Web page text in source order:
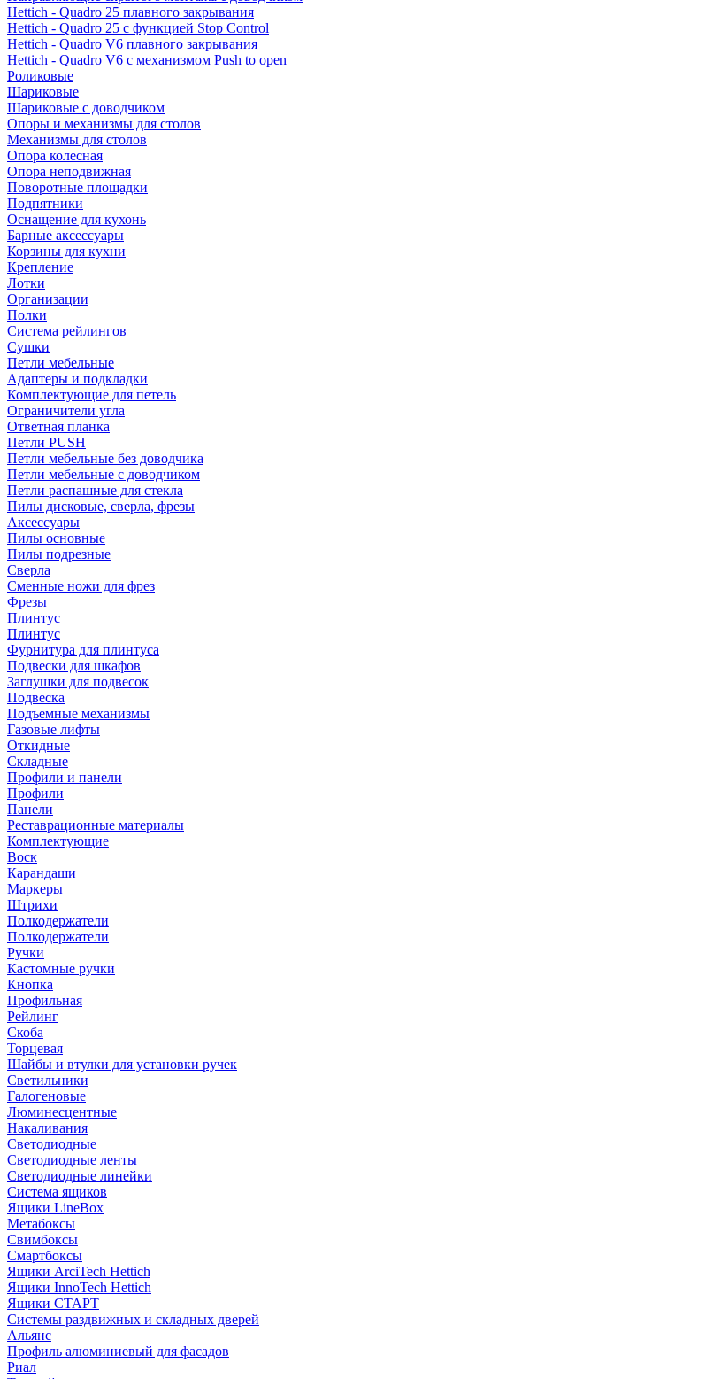
Hettich - Quadro 25 плавного закрывания
Hettich - Quadro 25 с функцией Stop Control
Hettich - Quadro V6 плавного закрывания
Hettich - Quadro V6 с механизмом Push to open
Роликовые
Шариковые
Шариковые с доводчиком
Опоры и механизмы для столов
Механизмы для столов
Опора колесная
Опора неподвижная
Поворотные площадки
Подпятники
Оснащение для кухонь
Барные аксессуары
Корзины для кухни
Крепление
Лотки
Организации
Полки
Система рейлингов
Сушки
Петли мебельные
Адаптеры и подкладки
Комплектующие для петель
Ограничители угла
Ответная планка
Петли PUSH
Петли мебельные без доводчика
Петли мебельные с доводчиком
Петли распашные для стекла
Пилы дисковые, сверла, фрезы
Аксессуары
Пилы основные
Пилы подрезные
Сверла
Сменные ножи для фрез
Фрезы
Плинтус
Плинтус
Фурнитура для плинтуса
Подвески для шкафов
Заглушки для подвесок
Подвеска
Подъемные механизмы
Газовые лифты
Откидные
Складные
Профили и панели
Профили
Панели
Реставрационные материалы
Комплектующие
Воск
Карандаши
Маркеры
Штрихи
Полкодержатели
Полкодержатели
Ручки
Кастомные ручки
Кнопка
Профильная
Рейлинг
Скоба
Торцевая
Шайбы и втулки для установки ручек
Светильники
Галогеновые
Люминесцентные
Накаливания
Светодиодные
Светодиодные ленты
Светодиодные линейки
Система ящиков
Ящики LineBox
Метабоксы
Свимбоксы
Смартбоксы
Ящики ArciTech Hettich
Ящики InnoTech Hettich
Ящики СТАРТ
Системы раздвижных и складных дверей
Альянс
Профиль алюминиевый для фасадов
Риал